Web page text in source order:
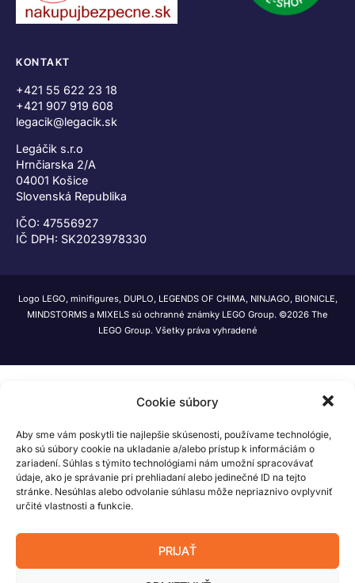
Cookie súbory
Aby sme vám poskytli tie najlepšie skúsenosti, používame technológie,
ako sú súbory cookie na ukladanie a/alebo prístup k informáciám o
zariadení. Súhlas s týmito technológiami nám umožní spracovávať
údaje, ako je správanie pri prehliadaní alebo jedinečné ID na tejto
stránke. Nesúhlas alebo odvolanie súhlasu môže nepriaznivo ovplyvniť
určité vlastnosti a funkcie.
PRIJAŤ
KONTAKT
+421 55 622 23 18
+421 907 919 608
legacik@legacik.sk
Legáčik s.r.o
Hrnčiarska 2/A
04001 Košice
Slovenská Republika
IČO: 47556927
IČ DPH: SK2023978330
Logo LEGO, minifigures, DUPLO, LEGENDS OF CHIMA, NINJAGO, BIONICLE,
MINDSTORMS a MIXELS sú ochranné známky LEGO Group. ©2026 The
LEGO Group. Všetky práva vyhradené